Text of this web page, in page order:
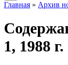
Главная » Архив
1, 1988 г.